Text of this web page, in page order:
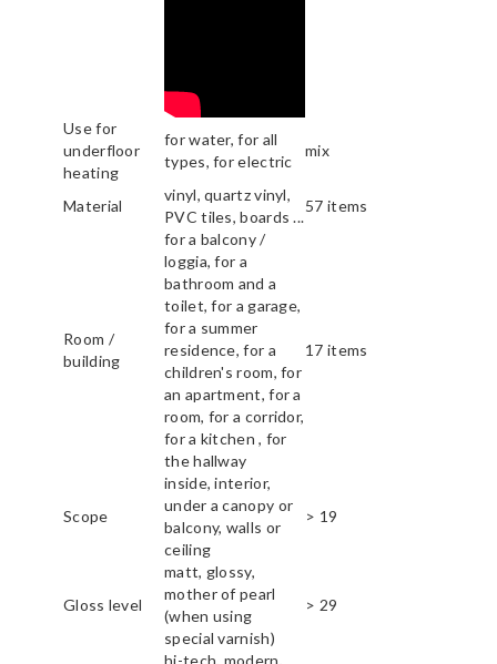
Use for
underfloor
heating
for water, for all
types, for electric
mix
Material
vinyl, quartz vinyl,
PVC tiles, boards ...
57 items
Room /
building
for a balcony /
loggia, for a
bathroom and a
toilet, for a garage,
for a summer
residence, for a
children's room, for
an apartment, for a
room, for a corridor,
for a kitchen , for
the hallway
17 items
Scope
inside, interior,
under a canopy or
balcony, walls or
ceiling
> 19
Gloss level
matt, glossy,
mother of pearl
(when using
special varnish)
> 29